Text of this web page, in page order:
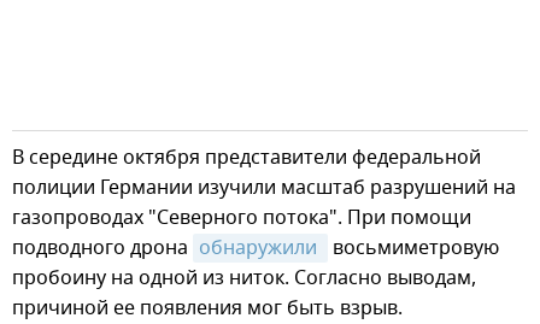
В середине октября представители федеральной
полиции Германии изучили масштаб разрушений на
газопроводах "Северного потока". При помощи
подводного дрона обнаружили
восьмиметровую
пробоину на одной из ниток. Согласно выводам,
причиной ее появления мог быть взрыв.